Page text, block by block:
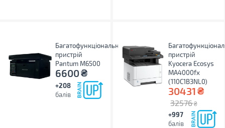
Багатофункціональний
пристрій
Pantum M6500
6600₴
+208
балів
пристрій
Kyocera Ecosys
MA4000fx
(110C1B3NL0)
30431₴
32576 ₴
+997
балів